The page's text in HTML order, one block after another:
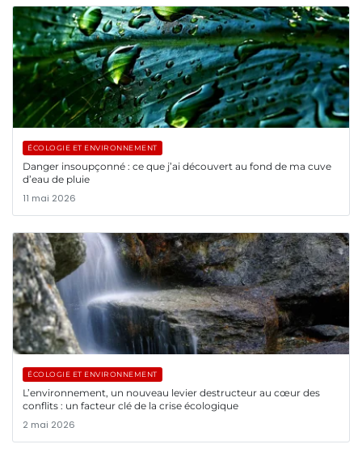
ÉCOLOGIE ET ENVIRONNEMENT
Danger insoupçonné : ce que j’ai découvert au fond de ma cuve
d’eau de pluie
11 mai 2026
ÉCOLOGIE ET ENVIRONNEMENT
L’environnement, un nouveau levier destructeur au cœur des
conflits : un facteur clé de la crise écologique
2 mai 2026